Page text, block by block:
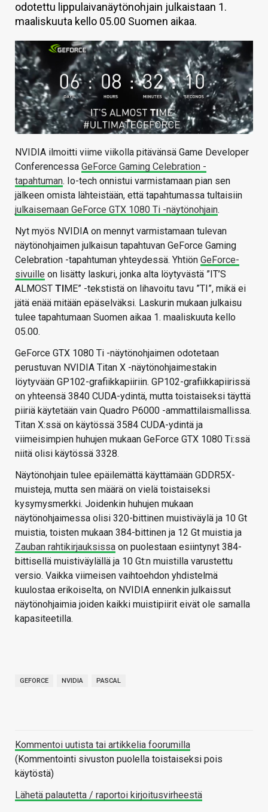
KAUPPA
VAIHDA TEEMA
HAKU
odotettu lippulaivanäytönohjain julkaistaan 1.
maaliskuuta kello 05.00 Suomen aikaa.
NVIDIA ilmoitti viime viikolla pitävänsä Game Developer
Conferencessa GeForce Gaming Celebration -
tapahtuman. Io-tech onnistui varmistamaan pian sen
jälkeen omista lähteistään, että tapahtumassa tultaisiin
julkaisemaan GeForce GTX 1080 Ti -näytönohjain.
Nyt myös NVIDIA on mennyt varmistamaan tulevan
näytönohjaimen julkaisun tapahtuvan GeForce Gaming
Celebration -tapahtuman yhteydessä. Yhtiön GeForce-
sivuille on lisätty laskuri, jonka alta löytyvästä ”IT’S
ALMOST TIME” -tekstistä on lihavoitu tavu ”TI”, mikä ei
jätä enää mitään epäselväksi. Laskurin mukaan julkaisu
tulee tapahtumaan Suomen aikaa 1. maaliskuuta kello
05.00.
GeForce GTX 1080 Ti -näytönohjaimen odotetaan
perustuvan NVIDIA Titan X -näytönohjaimestakin
löytyvään GP102-grafiikkapiiriin. GP102-grafiikkapiirissä
on yhteensä 3840 CUDA-ydintä, mutta toistaiseksi täyttä
piiriä käytetään vain Quadro P6000 -ammattilaismallissa.
Titan X:ssä on käytössä 3584 CUDA-ydintä ja
viimeisimpien huhujen mukaan GeForce GTX 1080 Ti:ssä
niitä olisi käytössä 3328.
Näytönohjain tulee epäilemättä käyttämään GDDR5X-
muisteja, mutta sen määrä on vielä toistaiseksi
kysymysmerkki. Joidenkin huhujen mukaan
näytönohjaimessa olisi 320-bittinen muistiväylä ja 10 Gt
muistia, toisten mukaan 384-bittinen ja 12 Gt muistia ja
Zauban rahtikirjauksissa on puolestaan esiintynyt 384-
bittisellä muistiväylällä ja 10 Gt:n muistilla varustettu
versio. Vaikka viimeisen vaihtoehdon yhdistelmä
kuulostaa erikoiselta, on NVIDIA ennenkin julkaissut
näytönohjaimia joiden kaikki muistipiirit eivät ole samalla
kapasiteetilla.
GEFORCE NVIDIA PASCAL
Kommentoi uutista tai artikkelia foorumilla
(Kommentointi sivuston puolella toistaiseksi pois
käytöstä)
Lähetä palautetta / raportoi kirjoitusvirheestä